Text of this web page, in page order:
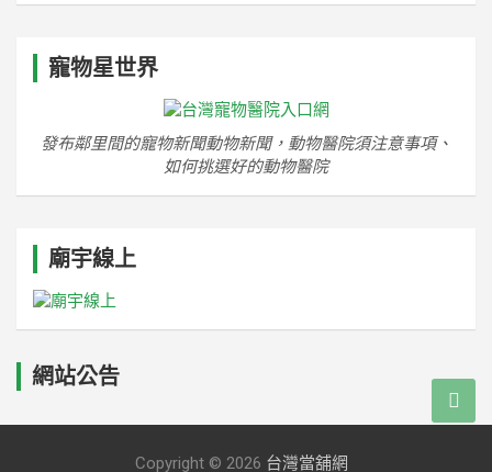
寵物星世界
發布鄰里間的寵物新聞動物新聞，動物醫院須注意事項、
如何挑選好的動物醫院
廟宇線上
網站公告
Copyright © 2026 台灣當舖網